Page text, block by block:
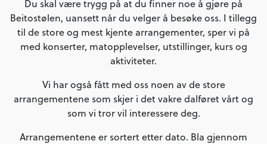
Du skal være trygg på at du finner noe å gjøre på
Beitostølen, uansett når du velger å besøke oss. I tillegg
til de store og mest kjente arrangementer, sper vi på
med konserter, matopplevelser, utstillinger, kurs og
aktiviteter.
Vi har også fått med oss noen av de store
arrangementene som skjer i det vakre dalføret vårt og
som vi tror vil interessere deg.
Arrangementene er sortert etter dato. Bla gjennom